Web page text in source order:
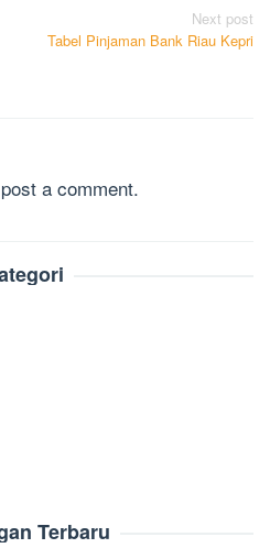
Next post
Tabel Pinjaman Bank Riau Kepri
a comment.
Terbaru